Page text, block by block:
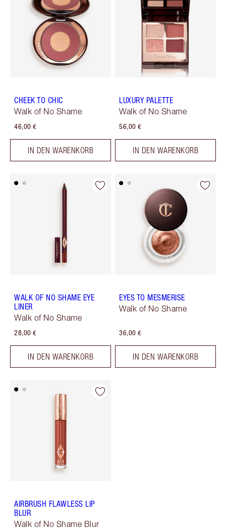
CHEEK TO CHIC
Walk of No Shame
46,00 €
IN DEN WARENKORB
LUXURY PALETTE
Walk of No Shame
56,00 €
IN DEN WARENKORB
WALK OF NO SHAME EYE
LINER
Walk of No Shame
28,00 €
IN DEN WARENKORB
EYES TO MESMERISE
Walk of No Shame
36,00 €
IN DEN WARENKORB
AIRBRUSH FLAWLESS LIP
BLUR
Walk of No Shame Blur